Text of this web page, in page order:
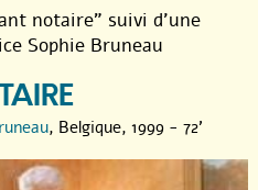
notaire" suivi d’une
Sophie Bruneau
, Belgique, 1999 - 72'